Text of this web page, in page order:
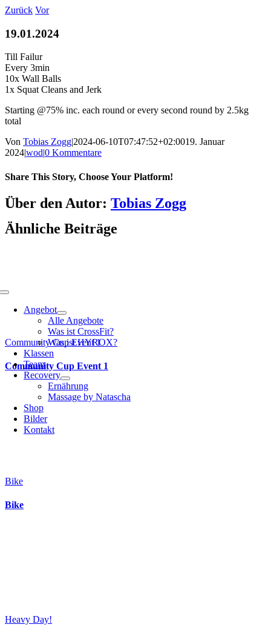
Zum
springen
Toggle
NavigationAngebot
Alle Angebote
Was ist CrossFit?
Was ist HYROX?
Klassen
Team
Recovery
Ernährung
Massage by Natascha
Shop
Bilder
Kontakt
Zurück Vor
19.01.2024
Till Failur
Every 3min
10x Wall Balls
1x Squat Cleans and Jerk
Starting @75% inc. each round or every second round by 2.5kg
total
Von Tobias Zogg|2024-06-10T07:47:52+02:0019. Januar
2024|wod|0 Kommentare
Share This Story, Choose Your Platform!
Facebook
LinkedIn
WhatsApp
Telegram
Tumblr
Pinterest
Vk
Xing
E-
Mail
Über den Autor: Tobias Zogg
Ähnliche Beiträge
Community Cup Event 1
Community Cup Event 1
Bike
Bike
Heavy Day!